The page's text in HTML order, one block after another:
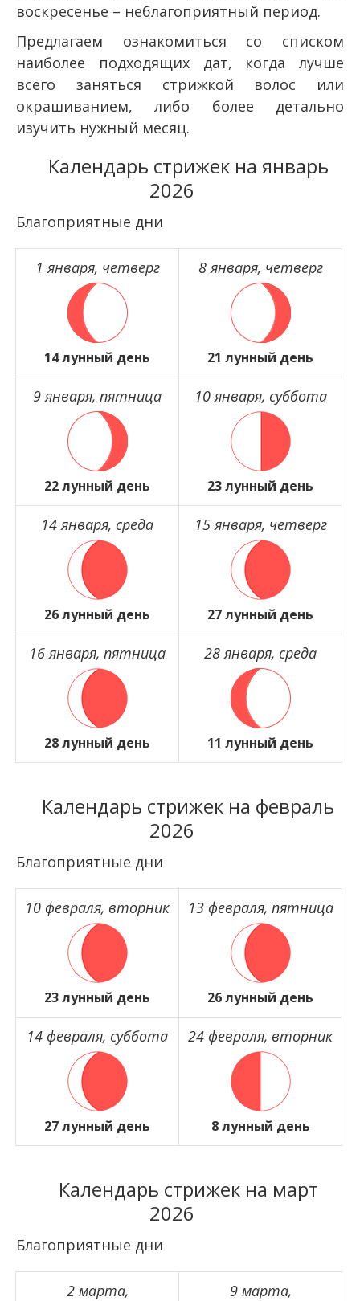
воскресенье – неблагоприятный период.
Предлагаем ознакомиться со списком
наиболее подходящих дат, когда лучше
всего заняться стрижкой волос или
окрашиванием, либо более детально
изучить нужный месяц.
Календарь стрижек на январь
2026
Благоприятные дни
1 января, четверг
14 лунный день
8 января, четверг
21 лунный день
9 января, пятница
22 лунный день
10 января, суббота
23 лунный день
14 января, среда
26 лунный день
15 января, четверг
27 лунный день
16 января, пятница
28 лунный день
28 января, среда
11 лунный день
Календарь стрижек на февраль
2026
Благоприятные дни
10 февраля, вторник
23 лунный день
13 февраля, пятница
26 лунный день
14 февраля, суббота
27 лунный день
24 февраля, вторник
8 лунный день
Календарь стрижек на март
2026
Благоприятные дни
2 марта,
9 марта,